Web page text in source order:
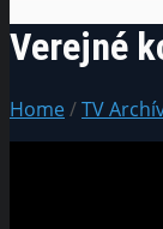
Verejné
Home/TV